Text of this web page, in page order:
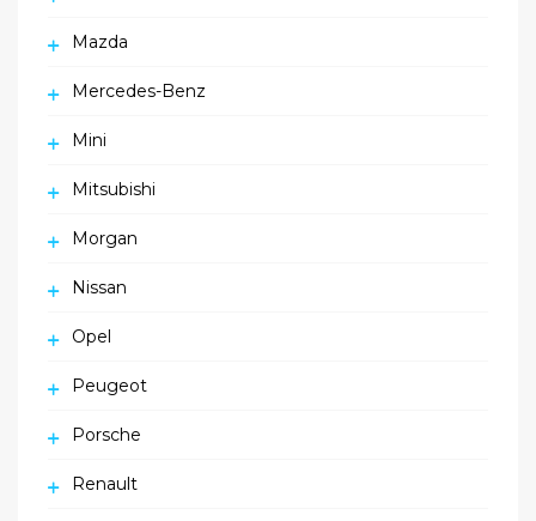
Mazda
Mercedes-Benz
Mini
Mitsubishi
Morgan
Nissan
Opel
Peugeot
Porsche
Renault